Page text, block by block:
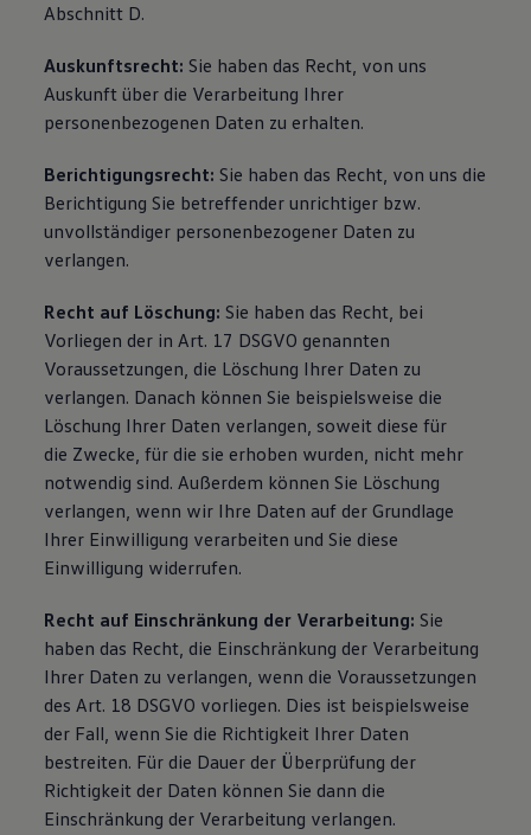
Abschnitt D.
Auskunftsrecht:Sie haben das Recht, von uns
Auskunft über die Verarbeitung Ihrer
personenbezogenen Daten zu erhalten.
Berichtigungsrecht:Sie haben das Recht, von uns die
Berichtigung Sie betreffender unrichtiger bzw.
unvollständiger personenbezogener Daten zu
verlangen.
Recht auf Löschung:Sie haben das Recht, bei
Vorliegen der in Art. 17 DSGVO genannten
Voraussetzungen, die Löschung Ihrer Daten zu
verlangen. Danach können Sie beispielsweise die
Löschung Ihrer Daten verlangen, soweit diese für
die Zwecke, für die sie erhoben wurden, nicht mehr
notwendig sind. Außerdem können Sie Löschung
verlangen, wenn wir Ihre Daten auf der Grundlage
Ihrer Einwilligung verarbeiten und Sie diese
Einwilligung widerrufen.
Recht auf Einschränkung der Verarbeitung:Sie
haben das Recht, die Einschränkung der Verarbeitung
Ihrer Daten zu verlangen, wenn die Voraussetzungen
des Art. 18 DSGVO vorliegen. Dies ist beispielsweise
der Fall, wenn Sie die Richtigkeit Ihrer Daten
bestreiten. Für die Dauer der Überprüfung der
Richtigkeit der Daten können Sie dann die
Einschränkung der Verarbeitung verlangen.